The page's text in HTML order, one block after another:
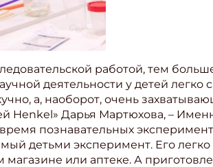
работой, тем
деятельности у детей
а, наоборот, очень
Henkel» Дарья Мартюхова, –
познавательных
детьми эксперимент. Его легко
или аптеке. А